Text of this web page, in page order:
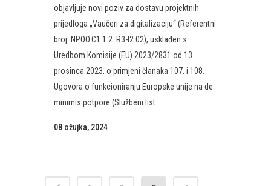
objavljuje novi poziv za dostavu projektnih
prijedloga „Vaučeri za digitalizaciju“ (Referentni
broj: NPOO.C1.1.2. R3-I2.02), usklađen s
Uredbom Komisije (EU) 2023/2831 od 13.
prosinca 2023. o primjeni članaka 107. i 108.
Ugovora o funkcioniranju Europske unije na de
minimis potpore (Službeni list...
08 ožujka, 2024